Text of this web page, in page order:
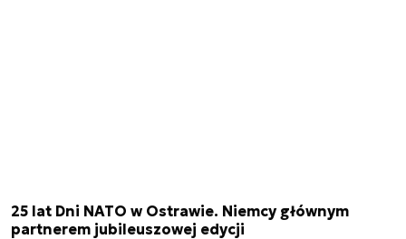
25 lat Dni NATO w Ostrawie. Niemcy głównym
partnerem jubileuszowej edycji